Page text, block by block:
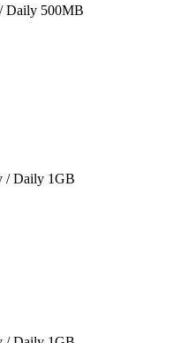
Daily 500MB
/ Daily 1GB